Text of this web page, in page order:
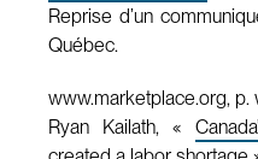
Reprise d’un
Québec.
www.marketplace.org, p.
Ryan Kailath, «